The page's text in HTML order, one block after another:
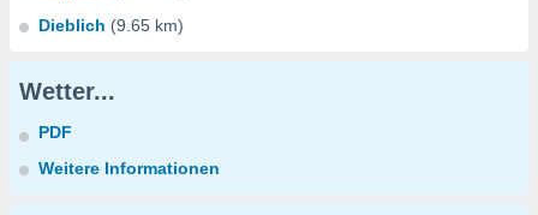
Dieblich (9.65 km)
Wetter...
PDF
Weitere Informationen